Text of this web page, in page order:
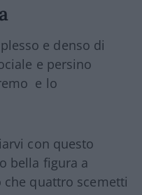
e denso di
e persino
e lo
con questo
bella figura a
quattro scemetti